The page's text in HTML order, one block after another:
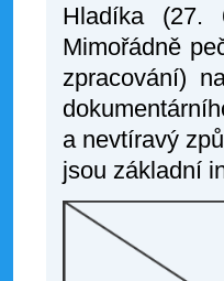
Hladíka (27.
Mimořádně
zpracování)
a nevtíravý
jsou základní